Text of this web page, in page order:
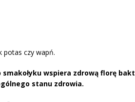
potas czy wapń.
wspiera zdrową florę
stanu zdrowia.